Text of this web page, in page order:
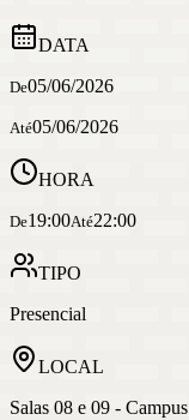
DATA
De05/06/2026
Até05/06/2026
HORA
De19:00Até22:00
TIPO
Presencial
LOCAL
Salas 08 e 09 -